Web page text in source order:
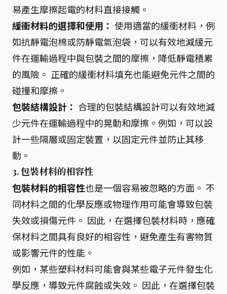
易產生摩擦起電的材料直接接觸。
緩衝材料的選擇和使用： 使用適當的緩衝材料，例
如抗靜電泡棉或防靜電氣泡袋，可以有效地減緩元
件在運輸過程中與包裝之間的摩擦，降低靜電積累
的風險。 正確的緩衝材料填充也能避免元件之間的
碰撞和摩擦。
包裝結構設計： 合理的包裝結構設計可以有效地減
少元件在運輸過程中的晃動和摩擦。例如，可以設
計一些隔層或固定裝置，以固定元件並防止其移
動。
3. 包裝材料的相容性
包裝材料的相容性也是一個容易被忽略的方面。 不
同材料之間的化學反應或物理作用可能會導致包裝
失效或損傷元件。 因此，在選擇包裝材料時，應確
保材料之間具有良好的相容性，避免產生有害物質
或影響元件的性能。
例如，某些塑料材料可能會與某些電子元件發生化
學反應，導致元件腐蝕或失效。 因此，在選擇包裝